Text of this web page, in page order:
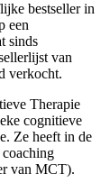
bestseller in
een
sinds
van
verkocht.
Therapie
cognitieve
Ze heeft in de
van MCT).